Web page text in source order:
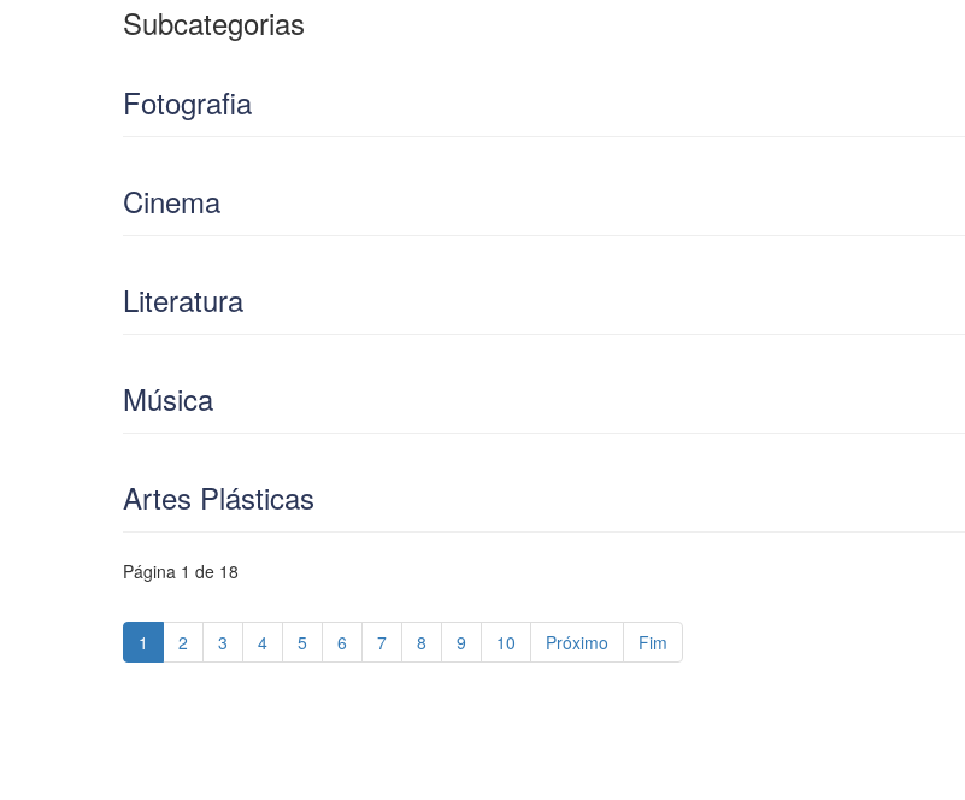
Subcategorias
Fotografia
Cinema
Literatura
Música
Artes Plásticas
Página 1 de 18
1 2 3 4 5 6 7 8 9 10 Próximo Fim